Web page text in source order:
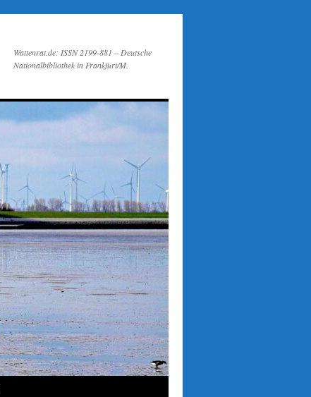
Wattenrat.de: ISSN 2199-881 – Deutsche
Nationalbibliothek in Frankfurt/M.